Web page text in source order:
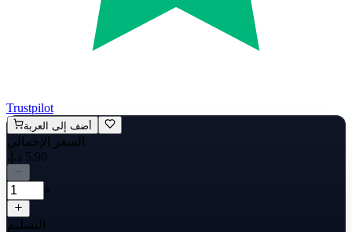
Trustpilot
أضف إلى العربة
السعر الإجمالي
×
التسليم